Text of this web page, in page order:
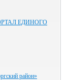
ЕДИНОГО
район»